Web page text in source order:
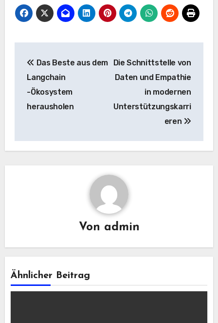
Navigation
Das Beste aus dem
Langchain
-Ökosystem
herausholen
Die Schnittstelle von
Daten und Empathie
in modernen
Unterstützungskarri
eren
Von admin
Ähnlicher Beitrag